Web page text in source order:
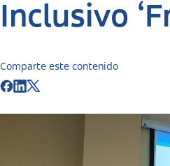
Inclusivo
Comparte este contenido